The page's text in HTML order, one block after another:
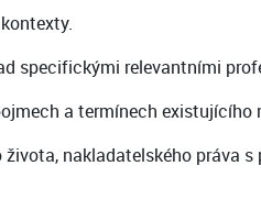
specifickými relevantními
a termínech existujícího
nakladatelského práva